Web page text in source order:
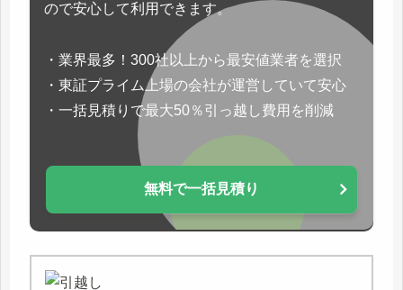
ので安心して利用できます。
・業界最多！300社以上から最安値業者を選択
・東証プライム上場の会社が運営していて安心
・一括見積りで最大50％引っ越し費用を削減
無料で一括見積り